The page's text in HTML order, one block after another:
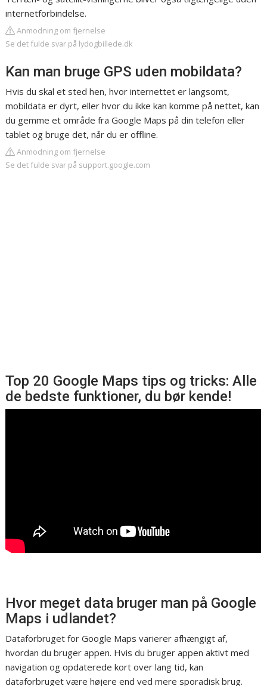
internetforbindelse.
Anmodning om fjernelse
Se det fulde svar på lydogbillede.dk
Kan man bruge GPS uden mobildata?
Hvis du skal et sted hen, hvor internettet er langsomt,
mobildata er dyrt, eller hvor du ikke kan komme på nettet, kan
du gemme et område fra Google Maps på din telefon eller
tablet og bruge det, når du er offline.
Anmodning om fjernelse
Se det fulde svar på support.google.com
Top 20 Google Maps tips og tricks: Alle
de bedste funktioner, du bør kende!
Hvor meget data bruger man på Google
Maps i udlandet?
Dataforbruget for Google Maps varierer afhængigt af,
hvordan du bruger appen. Hvis du bruger appen aktivt med
navigation og opdaterede kort over lang tid, kan
dataforbruget være højere end ved mere sporadisk brug.